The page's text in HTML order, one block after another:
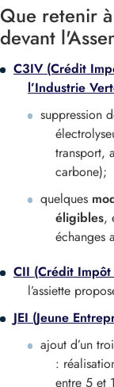
Que retenir
devant
C3IV (Crédit
l’Industrie
suppression
transport,
carbone);
quelques
éligibles,
échanges
CII (Crédit Impôt
l’assiette
JEI (Jeune
ajout d’un
:
entre 5 et